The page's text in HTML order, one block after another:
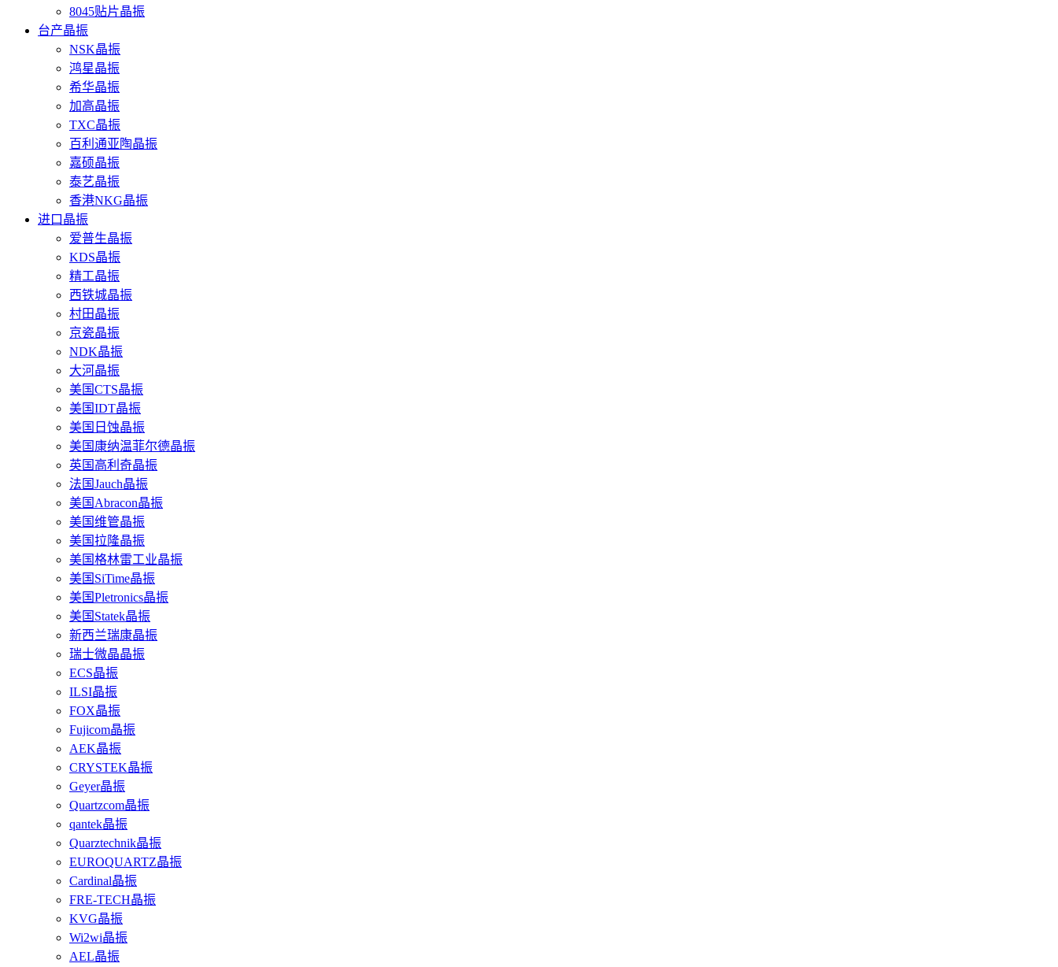
8045贴片晶振
台产晶振
NSK晶振
鸿星晶振
希华晶振
加高晶振
TXC晶振
百利通亚陶晶振
嘉硕晶振
泰艺晶振
香港NKG晶振
进口晶振
爱普生晶振
KDS晶振
精工晶振
西铁城晶振
村田晶振
京瓷晶振
NDK晶振
大河晶振
美国CTS晶振
美国IDT晶振
美国日蚀晶振
美国康纳温菲尔德晶振
英国高利奇晶振
法国Jauch晶振
美国Abracon晶振
美国维管晶振
美国拉隆晶振
美国格林雷工业晶振
美国SiTime晶振
美国Pletronics晶振
美国Statek晶振
新西兰瑞康晶振
瑞士微晶晶振
ECS晶振
ILSI晶振
FOX晶振
Fujicom晶振
AEK晶振
CRYSTEK晶振
Geyer晶振
Quartzcom晶振
qantek晶振
Quarztechnik晶振
EUROQUARTZ晶振
Cardinal晶振
FRE-TECH晶振
KVG晶振
Wi2wi晶振
AEL晶振